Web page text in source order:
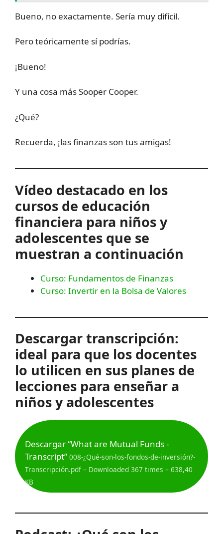
Bueno, no exactamente. Sería muy difícil.
Pero teóricamente sí podrías.
¡Bueno!
Y una cosa más Sooper Cooper.
¿Qué?
Recuerda, ¡las finanzas son tus amigas!
Vídeo destacado en los
cursos de educación
financiera para niños y
adolescentes que se
muestran a continuación
Curso: Fundamentos de Finanzas
Curso: Invertir en la Bolsa de Valores
Descargar transcripción:
ideal para que los docentes
lo utilicen en sus planes de
lecciones para enseñar a
niños y adolescentes
Descargar “What are Mutual Funds -
Transcript” 008-¿Qué-son-los-fondos-de-inversión?-
Transcripción.pdf – Downloaded 367 times – 638,40
KB